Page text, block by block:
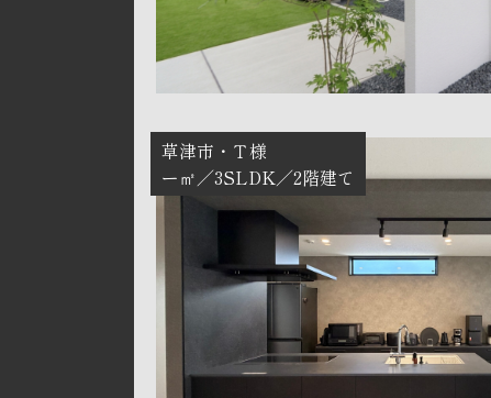
草津市
Ｔ様
ー㎡
3SLDK 2階建て